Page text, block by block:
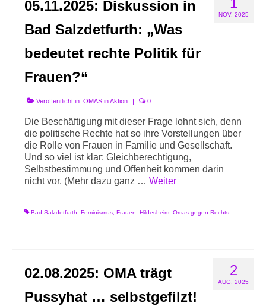
Info-Links gegen Rechts
NOV. 2025
05.11.2025: Diskussion in
Bad Salzdetfurth: „Was
bedeutet rechte Politik für
Frauen?“
Veröffentlicht in: OMAS in Aktion | 0
Die Beschäftigung mit dieser Frage lohnt sich, denn
die politische Rechte hat so ihre Vorstellungen über
die Rolle von Frauen in Familie und Gesellschaft.
Und so viel ist klar: Gleichberechtigung,
Selbstbestimmung und Offenheit kommen darin
nicht vor. (Mehr dazu ganz … Weiter
Bad Salzdetfurth Feminismus Frauen Hildesheim Omas gegen Rechts
2
AUG. 2025
02.08.2025: OMA trägt
Pussyhat … selbstgefilzt!